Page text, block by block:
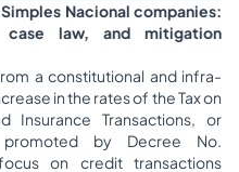
Nacional companies:
case law, and mitigation
a constitutional and infra-
in the rates of the Tax on
Insurance Transactions, or
by Decree No.
on credit transactions